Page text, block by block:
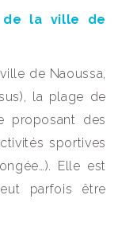
de la ville de
de Naoussa,
la plage de
proposant des
sportives
Elle est
parfois être